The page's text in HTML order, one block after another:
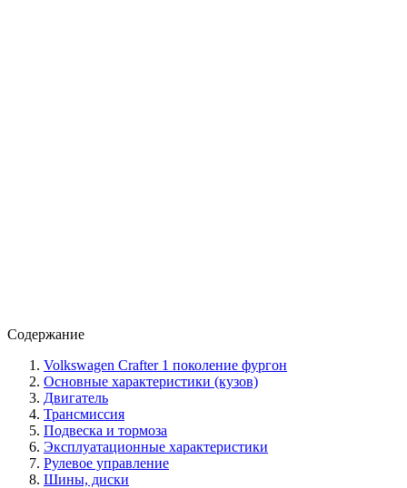
Содержание
Volkswagen Crafter 1 поколение фургон
Основные характеристики (кузов)
Двигатель
Трансмиссия
Подвеска и тормоза
Эксплуатационные характеристики
Рулевое управление
Шины, диски